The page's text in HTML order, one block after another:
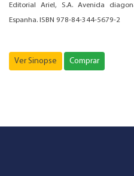
Editorial Ariel, S.A. Avenida
Espanha. ISBN 978-84-344-5679-2
Ver Sinopse Comprar